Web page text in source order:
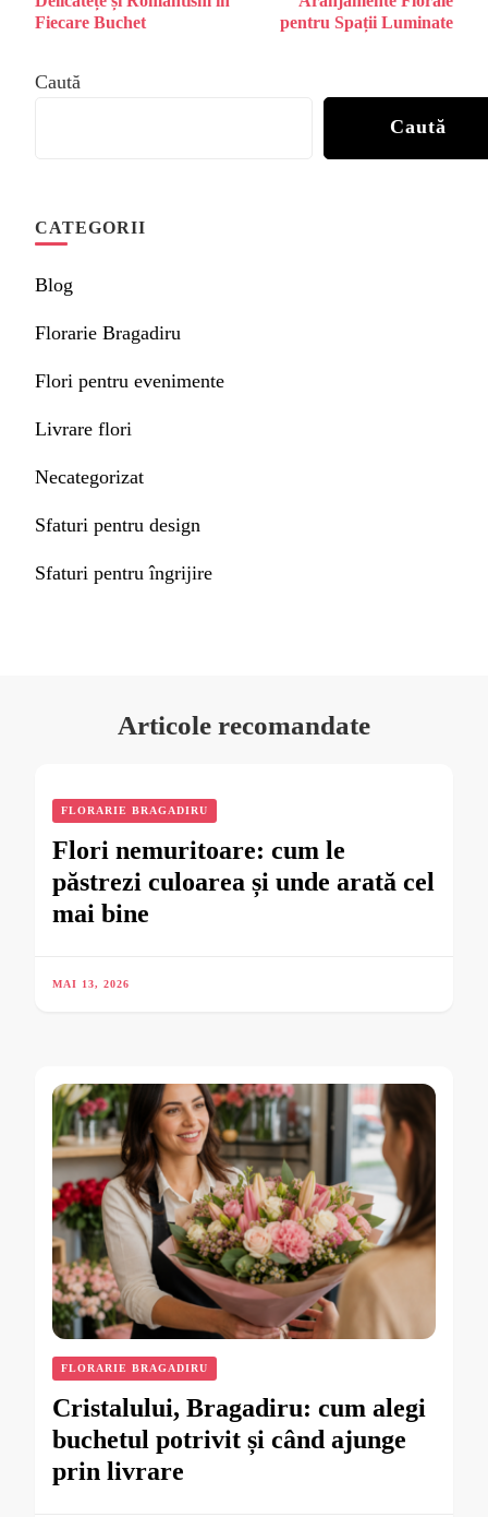
articole
Fiecare Buchet
pentru Spații Luminate
Caută
Caută
CATEGORII
Blog
Florarie Bragadiru
Flori pentru evenimente
Livrare flori
Necategorizat
Sfaturi pentru design
Sfaturi pentru îngrijire
Articole recomandate
FLORARIE BRAGADIRU
Flori nemuritoare: cum le
păstrezi culoarea și unde arată cel
mai bine
MAI 13, 2026
FLORARIE BRAGADIRU
Cristalului, Bragadiru: cum alegi
buchetul potrivit și când ajunge
prin livrare